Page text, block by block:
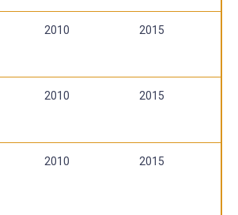
2010 2015
2010 2015
2010 2015